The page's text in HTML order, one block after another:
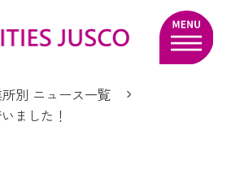
別 ニュース一覧
ました！